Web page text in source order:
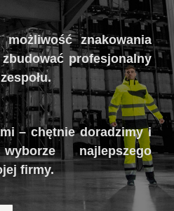
możliwość znakowania
profesjonalny
– chętnie doradzimy i
najlepszego
firmy.